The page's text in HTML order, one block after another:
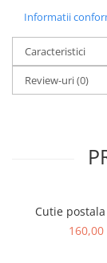
Informatii
Caracteristici
Review-uri(0)
Cutie
160,00